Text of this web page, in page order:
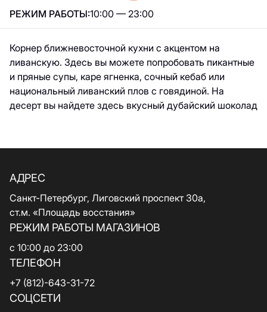
РЕЖИМ РАБОТЫ:10:00 — 23:00
Корнер ближневосточной кухни с акцентом на
ливанскую. Здесь вы можете попробовать пикантные
и пряные супы, каре ягненка, сочный кебаб или
национальный ливанский плов с говядиной. На
десерт вы найдете здесь вкусный дубайский шоколад
АДРЕС
Санкт-Петербург, Лиговский проспект 30а,
ст.м. «Площадь восстания»
РЕЖИМ РАБОТЫ МАГАЗИНОВ
с 10:00 до 23:00
ТЕЛЕФОН
+7 (812)-643-31-72
СОЦСЕТИ